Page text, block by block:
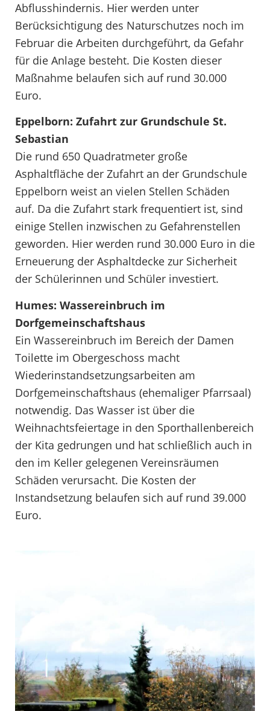
Abflusshindernis. Hier werden unter
Berücksichtigung des Naturschutzes noch im
Februar die Arbeiten durchgeführt, da Gefahr
für die Anlage besteht. Die Kosten dieser
Maßnahme belaufen sich auf rund 30.000
Euro.
Eppelborn: Zufahrt zur Grundschule St.
Sebastian
Die rund 650 Quadratmeter große
Asphaltfläche der Zufahrt an der Grundschule
Eppelborn weist an vielen Stellen Schäden
auf. Da die Zufahrt stark frequentiert ist, sind
einige Stellen inzwischen zu Gefahrenstellen
geworden. Hier werden rund 30.000 Euro in die
Erneuerung der Asphaltdecke zur Sicherheit
der Schülerinnen und Schüler investiert.
Humes: Wassereinbruch im
Dorfgemeinschaftshaus
Ein Wassereinbruch im Bereich der Damen
Toilette im Obergeschoss macht
Wiederinstandsetzungsarbeiten am
Dorfgemeinschaftshaus (ehemaliger Pfarrsaal)
notwendig. Das Wasser ist über die
Weihnachtsfeiertage in den Sporthallenbereich
der Kita gedrungen und hat schließlich auch in
den im Keller gelegenen Vereinsräumen
Schäden verursacht. Die Kosten der
Instandsetzung belaufen sich auf rund 39.000
Euro.